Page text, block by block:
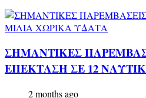
ΣΗΜΑΝΤΙΚΕΣ
ΕΠΕΚΤΑΣΗ ΣΕ 12
2 months ago